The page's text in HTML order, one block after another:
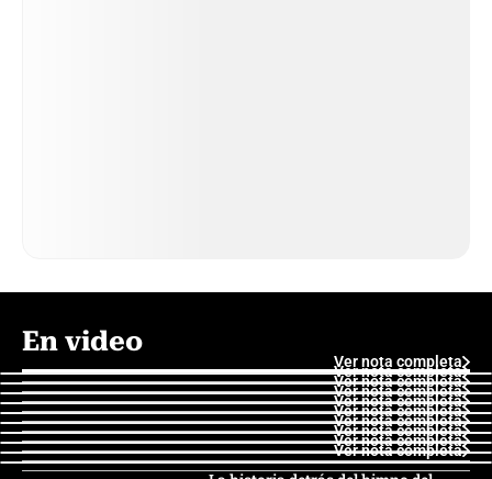
En video
Ver nota completa
Ver nota completa
Ver nota completa
Ver nota completa
Ver nota completa
Ver nota completa
Ver nota completa
Ver nota completa
Ver nota completa
Ver nota completa